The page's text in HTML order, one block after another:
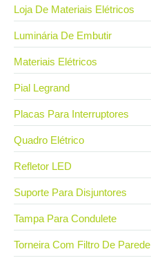
Loja De Materiais Elétricos
Luminária De Embutir
Materiais Elétricos
Pial Legrand
Placas Para Interruptores
Quadro Elétrico
Refletor LED
Suporte Para Disjuntores
Tampa Para Condulete
Torneira Com Filtro De Parede